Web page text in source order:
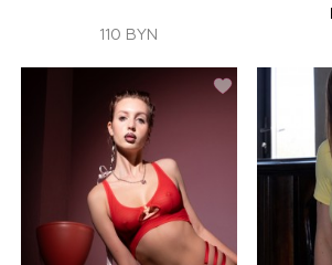
110 BYN